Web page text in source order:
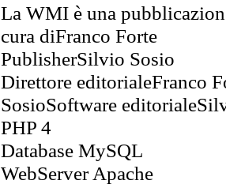
La WMI è una
cura diFranco Forte
PublisherSilvio Sosio
Direttore editorialeFranco
SosioSoftware
PHP 4
Database MySQL
WebServer Apache